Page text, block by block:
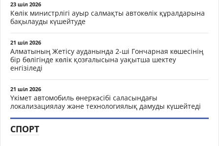
23 шіл 2026
Көлік министрлігі ауыр салмақты автокөлік құралдарына
бақылауды күшейтуде
21 шіл 2026
Алматының Жетісу ауданында 2-ші Гончарная көшесінің
бір бөлігінде көлік қозғалысына уақытша шектеу
енгізіледі
21 шіл 2026
Үкімет автомобиль өнеркәсібі саласындағы
локализациялау және технологиялық дамуды күшейтеді
СПОРТ